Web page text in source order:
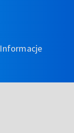
Informacje